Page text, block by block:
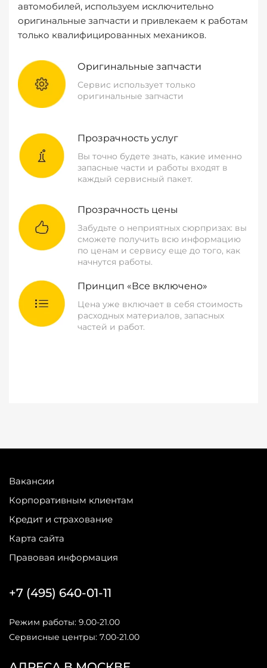
автомобилей, используем исключительно
оригинальные запчасти и привлекаем к работам
только квалифицированных механиков.
Оригинальные запчасти
Сервис использует только
оригинальные запчасти
Прозрачность услуг
Вы точно будете знать, какие именно
запасные части и работы входят в
каждый сервисный пакет.
Прозрачность цены
Забудьте о неприятных сюрпризах: вы
сможете получить всю информацию
по ценам и сервису еще до того, как
начнутся работы.
Принцип «Все включено»
Цена уже включает в себя стоимость
расходных материалов, запасных
частей и работ.
Вакансии
Корпоративным клиентам
Кредит и страхование
Карта сайта
Правовая информация
+7 (495) 640-01-11
Режим работы: 9.00-21.00
Сервисные центры: 7.00-21.00